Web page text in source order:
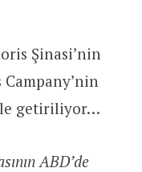
Şinasi’nin
getiriliyor…
ABD’de